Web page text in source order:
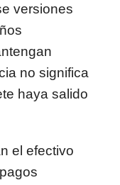
versiones
no significa
haya salido
el efectivo